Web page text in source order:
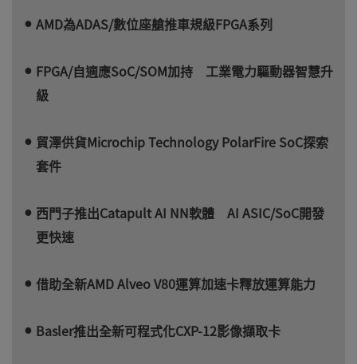
AMD為ADAS/數位座艙推車規級FPGA系列
FPGA/自適應SoC/SOM加持 工業電力驅動器智慧升
級
貿澤供貨Microchip Technology PolarFire SoC探索
套件
西門子推出Catapult AI NN軟體 AI ASIC/SoC開發
更快速
借助全新AMD Alveo V80運算加速卡釋放運算能力
Basler推出全新可程式化CXP-12影像擷取卡